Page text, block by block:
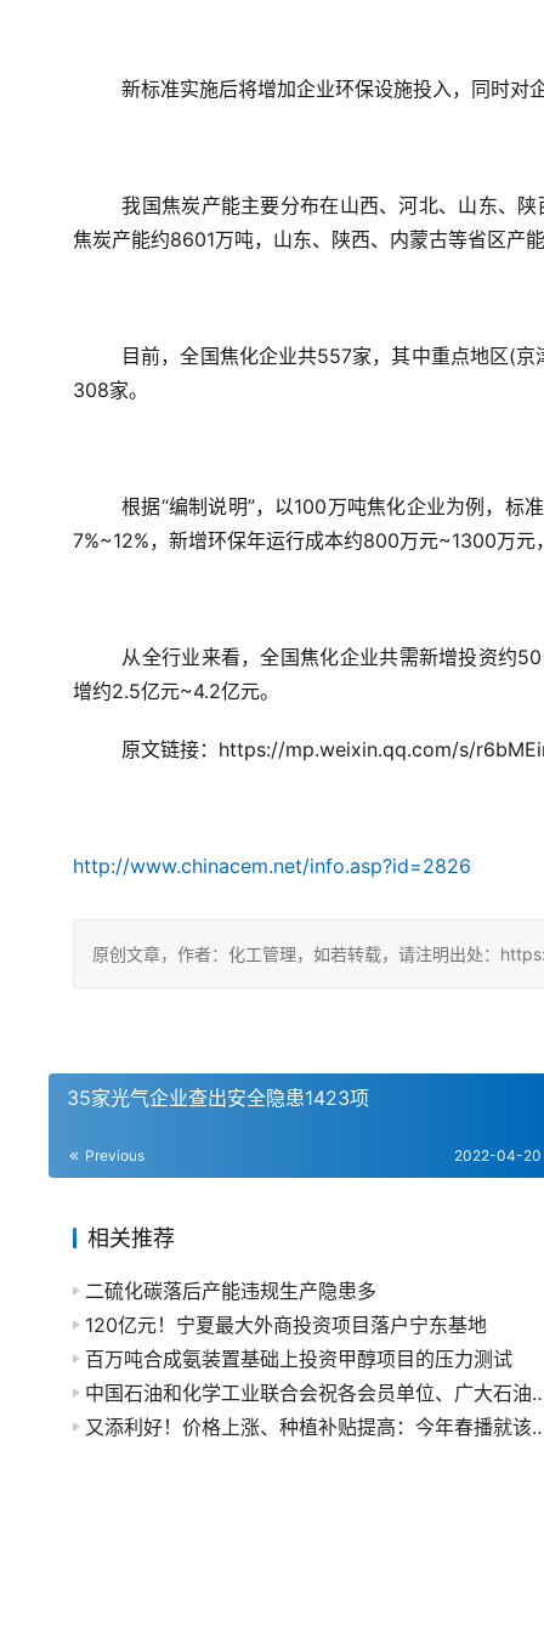
新标准实施后将增加企业环保设施投入，同时对
我国焦炭产能主要分布在山西、河北、山东、
焦炭产能约8601万吨，山东、陕西、内蒙古等省区产
目前，全国焦化企业共557家，其中重点地区(
308家。
根据“编制说明”，以100万吨焦化企业为例，
7%~12%，新增环保年运行成本约800万元~1300万元
从全行业来看，全国焦化企业共需新增投资约
增约2.5亿元~4.2亿元。
原文链接：https://mp.weixin.qq.com/s/
http://www.chinacem.net/info.asp?id=2826
原创文章，作者：化工管理，如若转载，请注明出处：
35家光气企业查出安全隐患1423项
Previous 2022-04-20
相关推荐
二硫化碳落后产能违规生产隐患多
120亿元！宁夏最大外商投资项目落户宁东基地
百万吨合成氨装置基础上投资甲醇项目的压力测试
中国石油和化学工业联合会祝各会员单位
又添利好！价格上涨、种植补